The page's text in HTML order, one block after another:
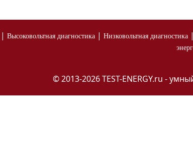
| Высоковольтная диагностика | Низковольтная диагностика |
© 2013-2026 TEST-ENERGY.ru -